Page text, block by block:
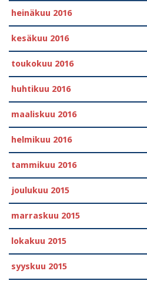
heinäkuu 2016
kesäkuu 2016
toukokuu 2016
huhtikuu 2016
maaliskuu 2016
helmikuu 2016
tammikuu 2016
joulukuu 2015
marraskuu 2015
lokakuu 2015
syyskuu 2015